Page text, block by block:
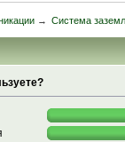
→ Система